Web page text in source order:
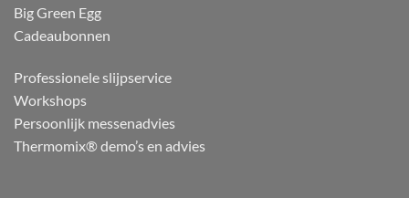
Big Green Egg
Cadeaubonnen
Professionele slijpservice
Workshops
Persoonlijk messenadvies
Thermomix® demo’s en advies